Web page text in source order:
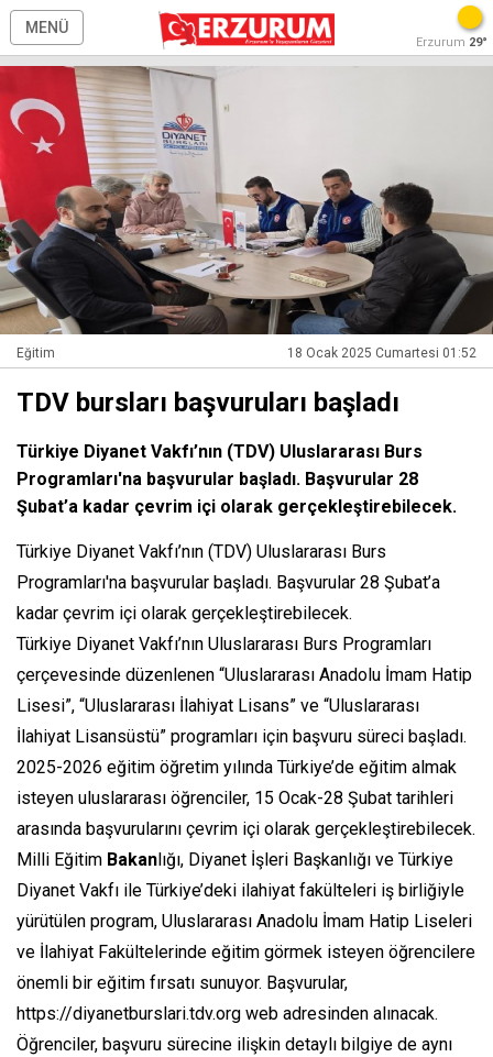
MENÜ
Erzurum 29°
Eğitim 18 Ocak 2025 Cumartesi 01:52
TDV bursları başvuruları başladı
Türkiye Diyanet Vakfı’nın (TDV) Uluslararası Burs
Programları'na başvurular başladı. Başvurular 28
Şubat’a kadar çevrim içi olarak gerçekleştirebilecek.
Türkiye Diyanet Vakfı’nın (TDV) Uluslararası Burs
Programları'na başvurular başladı. Başvurular 28 Şubat’a
kadar çevrim içi olarak gerçekleştirebilecek.
Türkiye Diyanet Vakfı’nın Uluslararası Burs Programları
çerçevesinde düzenlenen “Uluslararası Anadolu İmam Hatip
Lisesi”, “Uluslararası İlahiyat Lisans” ve “Uluslararası
İlahiyat Lisansüstü” programları için başvuru süreci başladı.
2025-2026 eğitim öğretim yılında Türkiye’de eğitim almak
isteyen uluslararası öğrenciler, 15 Ocak-28 Şubat tarihleri
arasında başvurularını çevrim içi olarak gerçekleştirebilecek.
Milli Eğitim Bakan lığı, Diyanet İşleri Başkanlığı ve Türkiye
Diyanet Vakfı ile Türkiye’deki ilahiyat fakülteleri iş birliğiyle
yürütülen program, Uluslararası Anadolu İmam Hatip Liseleri
ve İlahiyat Fakültelerinde eğitim görmek isteyen öğrencilere
önemli bir eğitim fırsatı sunuyor. Başvurular,
https://diyanetburslari.tdv.org web adresinden alınacak.
Öğrenciler, başvuru sürecine ilişkin detaylı bilgiye de aynı